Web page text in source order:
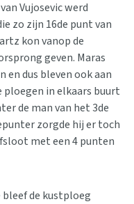
Vujosevic werd
zo zijn 16de punt van
kon vanop de
geven. Maras
en dus bleven ook aan
ploegen in elkaars buurt
de man van het 3de
zorgde hij er toch
met een 4 punten
bleef de kustploeg